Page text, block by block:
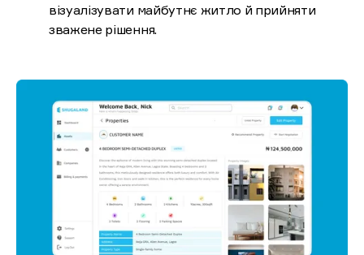
візуалізувати майбутнє житло й прийняти
зважене рішення.